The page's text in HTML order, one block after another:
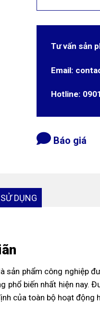
Tư vấn sản
Email:
Hotline:
Báo giá
DỤNG
sản phẩm công nghiệp
biến nhất hiện nay.
của toàn bộ hoạt động